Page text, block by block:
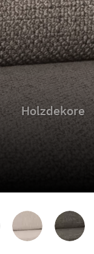
Holzdekore